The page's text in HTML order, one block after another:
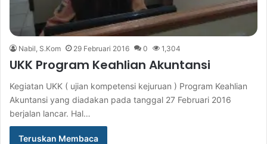
Nabil, S.Kom 29 Februari 2016 0 1,304
UKK Program Keahlian Akuntansi
Kegiatan UKK ( ujian kompetensi kejuruan ) Program Keahlian
Akuntansi yang diadakan pada tanggal 27 Februari 2016
berjalan lancar. Hal…
Teruskan Membaca